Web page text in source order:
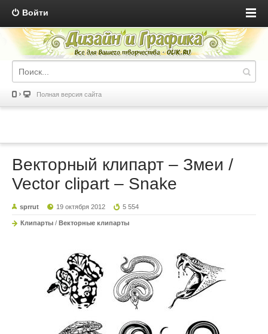
Войти
Полная версия сайта
Векторный клипарт – Змеи /
Vector clipart – Snake
sprrut 19 октября 2012 5 554
Клипарты / Векторные клипарты